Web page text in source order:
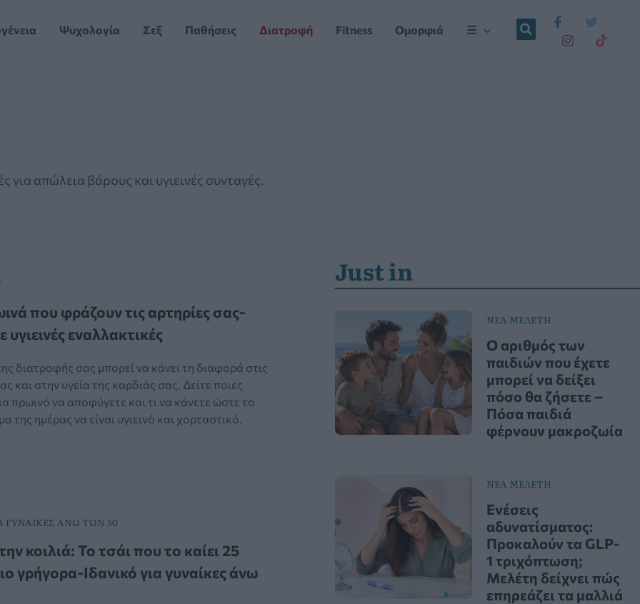
Ψυχολογία Σεξ Παθήσεις Διατροφή Fitness Ομορφιά ☰
για απώλεια βάρους και υγιεινές συνταγές.
που φράζουν τις αρτηρίες σας-
υγιεινές εναλλακτικές
διατροφής σας μπορεί να κάνει τη διαφορά στις
και στην υγεία της καρδιάς σας. Δείτε ποιες
πρωινό να αποφύγετε και τι να κάνετε ώστε το
της ημέρας να είναι υγιεινό και χορταστικό.
ΓΥΝΑΙΚΕΣ ΑΝΩ ΤΩΝ 50
κοιλιά: Το τσάι που το καίει 25
γρήγορα-Ιδανικό για γυναίκες άνω
Just in
ΝΕΑ ΜΕΛΕΤΗ
Ο αριθμός των
παιδιών που έχετε
μπορεί να δείξει
πόσο θα ζήσετε –
Πόσα παιδιά
φέρνουν μακροζωία
ΝΕΑ ΜΕΛΕΤΗ
Ενέσεις
αδυνατίσματος:
Προκαλούν τα GLP-
1 τριχόπτωση;
Μελέτη δείχνει πώς
επηρεάζει τα μαλλιά